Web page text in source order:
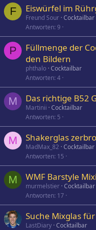
F Eiswürfel im
Freund Sour Cocktailbar
Antworten 9
P
Füllmenge der
den Bildern
phthalo Cocktailbar
Antworten 4
M Das richtige B52
Martinii Cocktailbar
Antworten 5
M Shakerglas
MadMax_82 Cocktailbar
Antworten 15
M WMF Barstyle
murmelstier Cocktailbar
Antworten 17
Suche Mixglas
LastDiary Cocktailbar